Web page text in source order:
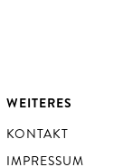
WEITERES
KONTAKT
IMPRESSUM